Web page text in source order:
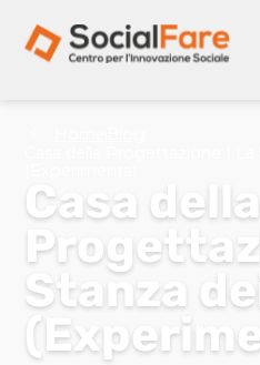
Casa della
Stanza